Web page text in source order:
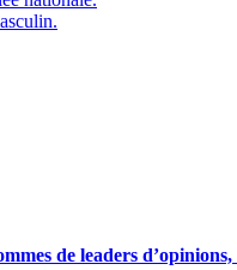
de leaders